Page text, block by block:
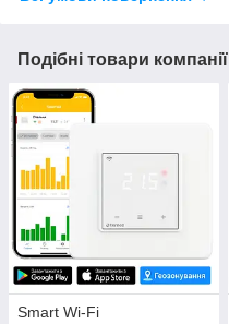
Подібні товари компанії
Smart Wi-Fi